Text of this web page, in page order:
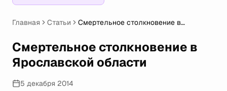
Главная Статьи
Смертельное столкновение в
Смертельное столкновение в
Ярославской области
5 декабря 2014